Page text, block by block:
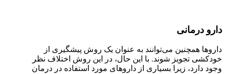
دارو درمانی
داروها همچنین می‌توانند به عنوان یک روش پیشگیری از
خودکشی تجویز شوند. با این حال، در این روش اختلاف نظر
وجود دارد، زیرا بسیاری از داروهای مورد استفاده در درمان